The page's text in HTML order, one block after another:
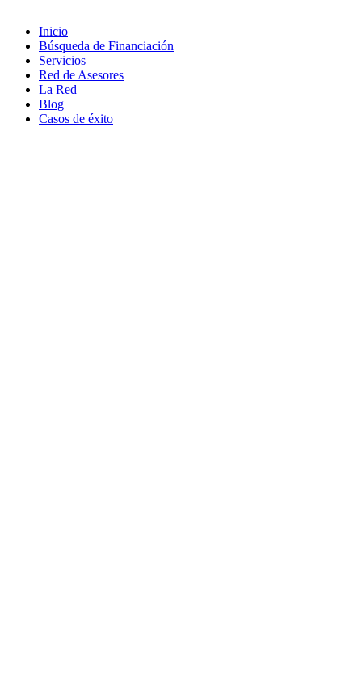
Inicio
Búsqueda de Financiación
Servicios
Red de Asesores
La Red
Blog
Casos de éxito